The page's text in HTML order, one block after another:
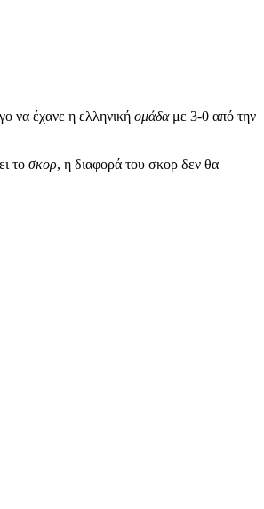
να έχανε η ελληνική ομάδαμε 3-0 από την
το σκορ, η διαφορά του σκορ δεν θα